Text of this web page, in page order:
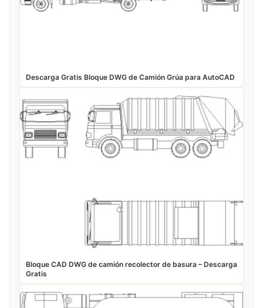
Descarga Gratis Bloque DWG de Camión Grúa para AutoCAD
Bloque CAD DWG de camión recolector de basura – Descarga
Gratis